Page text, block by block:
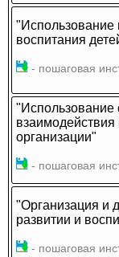
"Использование
воспитания
- пошаговая
"Использование
взаимодействия
организации"
- пошаговая
"Организация и
развитии и
- пошаговая